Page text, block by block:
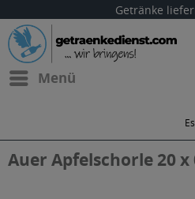
Getränke
Menü
Auer Apfelschorle 20 x